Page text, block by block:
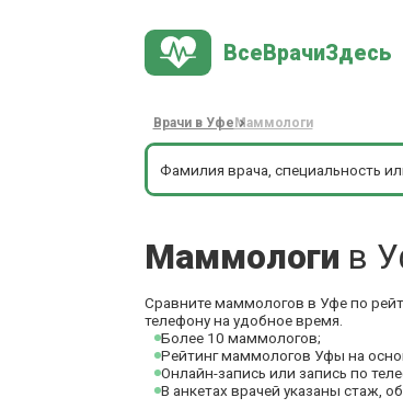
ВсеВрачиЗдесь
Врачи в Уфе Маммологи
Маммологи в
Сравните маммологов в Уфе по
телефону на удобное время.
Более 10 маммологов;
Рейтинг маммологов Уфы на
Онлайн-запись или запись по
В анкетах врачей указаны стаж,